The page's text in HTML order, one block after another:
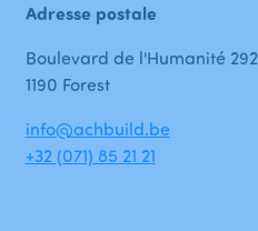
Adresse postale
Boulevard de l'Humanité 292
1190 Forest
info@achbuild.be
+32 (071) 85 21 21